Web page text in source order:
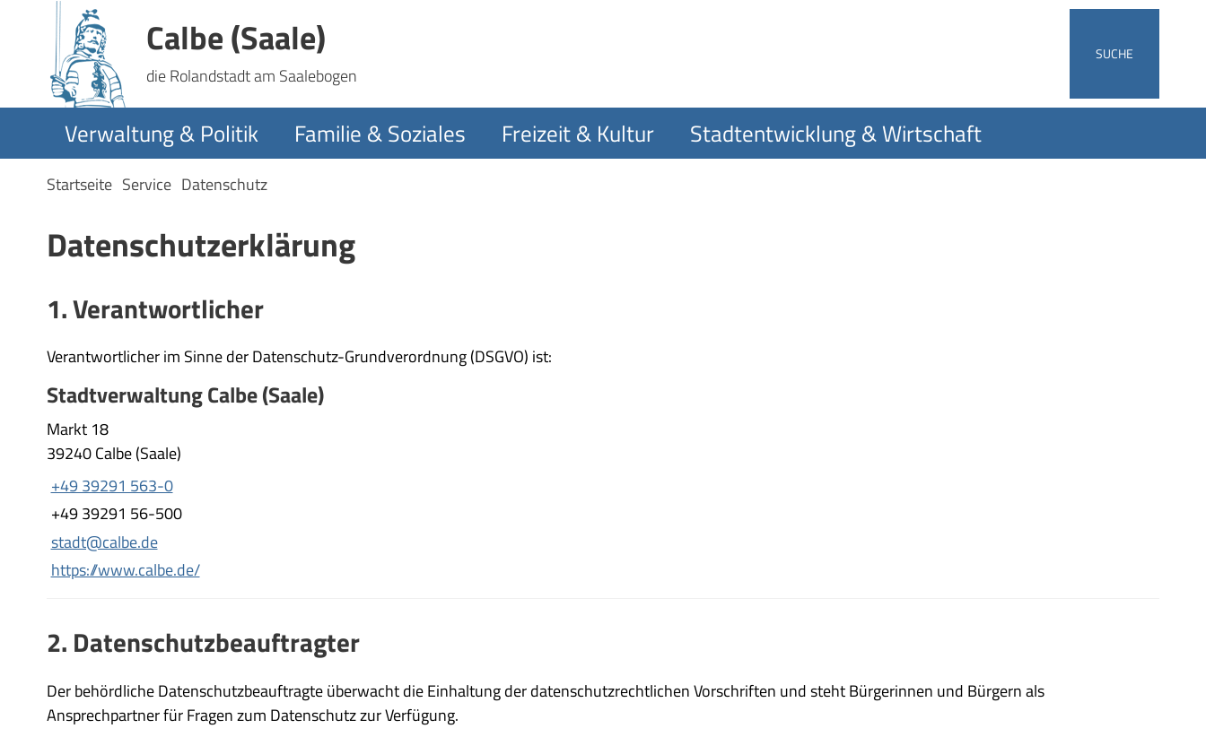
Calbe (Saale)
die Rolandstadt am Saalebogen
SUCHE
Verwaltung & Politik Familie & Soziales Freizeit & Kultur Stadtentwicklung & Wirtschaft
Startseite Service Datenschutz
Datenschutzerklärung
1. Verantwortlicher
Verantwortlicher im Sinne der Datenschutz-Grundverordnung (DSGVO) ist:
Stadtverwaltung Calbe (Saale)
Markt 18
39240 Calbe (Saale)
+49 39291 563-0
+49 39291 56-500
stadt@calbe.de
https://www.calbe.de/
2. Datenschutzbeauftragter
Der behördliche Datenschutzbeauftragte überwacht die Einhaltung der datenschutzrechtlichen Vorschriften und steht Bürgerinnen und Bürgern als
Ansprechpartner für Fragen zum Datenschutz zur Verfügung.